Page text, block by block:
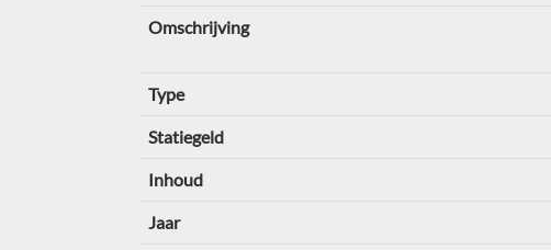
Omschrijving
Type
Statiegeld
Inhoud
Jaar